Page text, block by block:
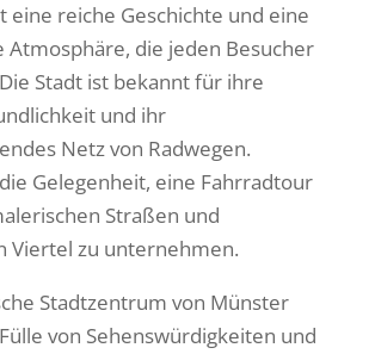
eine reiche Geschichte und eine
Atmosphäre, die jeden Besucher
Stadt ist bekannt für ihre
und ihr
Netz von Radwegen.
Gelegenheit, eine Fahrradtour
Straßen und
Viertel zu unternehmen.
Stadtzentrum von Münster
von Sehenswürdigkeiten und